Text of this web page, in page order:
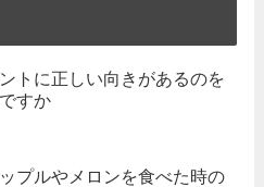
トに正しい向きがあるのを
すか
プルやメロンを食べた時の